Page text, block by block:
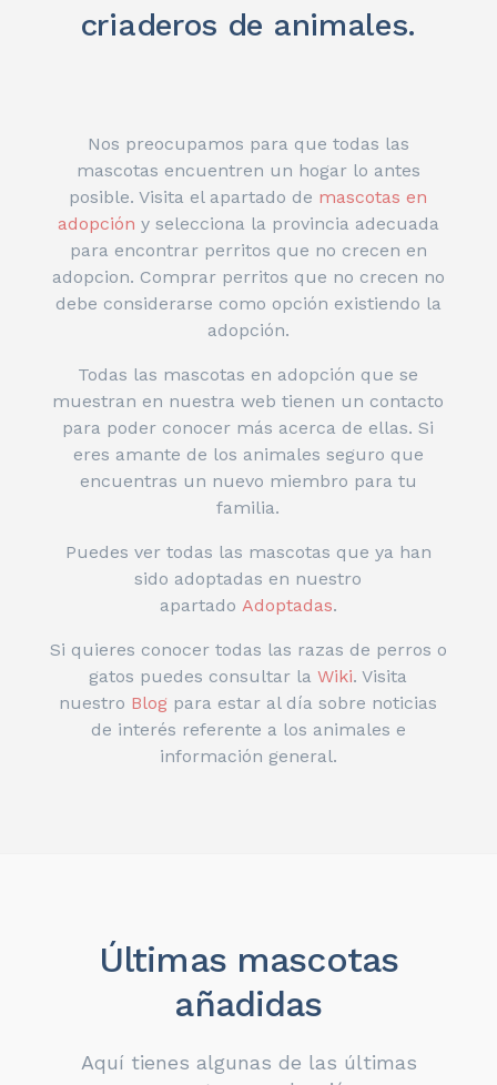
criaderos de animales.
Nos preocupamos para que todas las
mascotas encuentren un hogar lo antes
posible. Visita el apartado de mascotas en
adopción y selecciona la provincia adecuada
para encontrar perritos que no crecen en
adopcion. Comprar perritos que no crecen no
debe considerarse como opción existiendo la
adopción.
Todas las mascotas en adopción que se
muestran en nuestra web tienen un contacto
para poder conocer más acerca de ellas. Si
eres amante de los animales seguro que
encuentras un nuevo miembro para tu
familia.
Puedes ver todas las mascotas que ya han
sido adoptadas en nuestro
apartado Adoptadas.
Si quieres conocer todas las razas de perros o
gatos puedes consultar laWiki. Visita
nuestro Blog para estar al día sobre noticias
de interés referente a los animales e
información general.
Últimas mascotas
añadidas
Aquí tienes algunas de las últimas